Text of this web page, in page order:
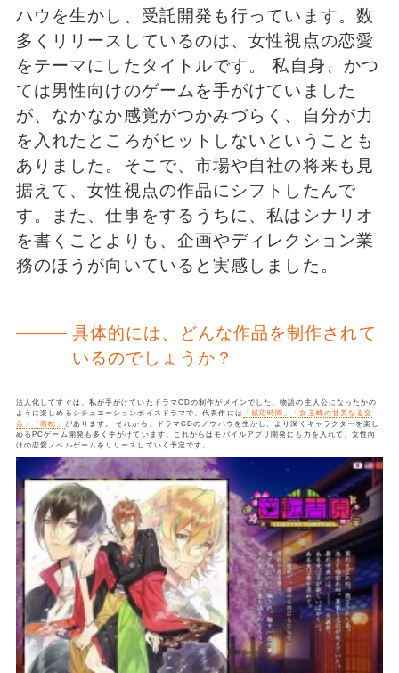
ハウを生かし、受託開発も行っています。数
多くリリースしているのは、女性視点の恋愛
をテーマにしたタイトルです。 私自身、かつ
ては男性向けのゲームを手がけていました
が、なかなか感覚がつかみづらく、自分が力
を入れたところがヒットしないということも
ありました。そこで、市場や自社の将来も見
据えて、女性視点の作品にシフトしたんで
す。また、仕事をするうちに、私はシナリオ
を書くことよりも、企画やディレクション業
務のほうが向いていると実感しました。
具体的には、どんな作品を制作されて
いるのでしょうか？
法人化してすぐは、私が手がけていたドラマCDの制作がメインでした。物語の主人公になったかの
ように楽しめるシチュエーションボイスドラマで、代表作には 「感応時間」
「女王蜂の甘美なる交
合」
「雨枕」 があります。 それから、ドラマCDのノウハウを生かし、より深くキャラクターを楽し
めるPCゲーム開発も多く手がけています。これからはモバイルアプリ開発にも力を入れて、女性向
けの恋愛ノベルゲームをリリースしていく予定です。